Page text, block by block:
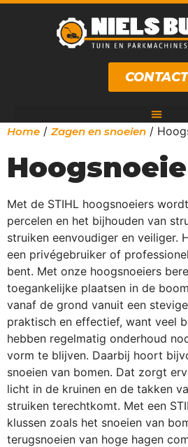
CONTACT
Home / Zagen en snoeien /
Met de STIHL hoogsnoeiers
percelen en het bijhouden van
struiken eenvoudiger en veiliger.
een privégebruiker of
bent. Met onze hoogsnoeiers
toegankelijke plaatsen in de
vanaf de grond vanuit een
praktisch en effectief, want veel
hebben regelmatig onderhoud
vorm te blijven. Daarbij hoort
snoeien van bomen. Dat zorgt
licht in de kruinen en de takken
struiken terechtkomt. Met een
klussen zoals het snoeien van
terugsnoeien van hoge hagen